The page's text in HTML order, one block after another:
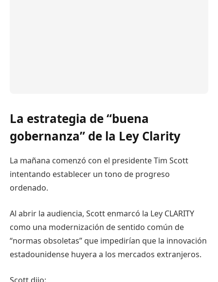
La estrategia de “buena
gobernanza” de la Ley Clarity
La mañana comenzó con el presidente Tim Scott
intentando establecer un tono de progreso
ordenado.
Al abrir la audiencia, Scott enmarcó la Ley CLARITY
como una modernización de sentido común de
“normas obsoletas” que impedirían que la innovación
estadounidense huyera a los mercados extranjeros.